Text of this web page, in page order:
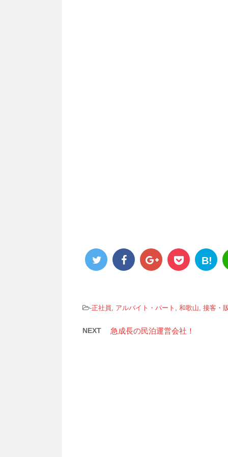
B!
-正社員 , アルバイト・パート , 和歌山, 接客・
NEXT 急成長の民泊運営会社！